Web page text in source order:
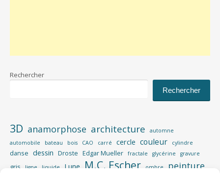
Rechercher
Rechercher
3D anamorphose architecture
automne
automobile
bateau bois CAO carré cercle couleur cylindre
danse dessin Droste Edgar Mueller fractale glycérine gravure
gris ligne liquide Lune M.C. Escher ombre peinture